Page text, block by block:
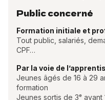
Public concerné
Formation initiale et
Tout public, salariés,
CPF…
Par la voie de
Jeunes âgés de 16 à 29
formation
Jeunes sortis de 3ᵉ ayant